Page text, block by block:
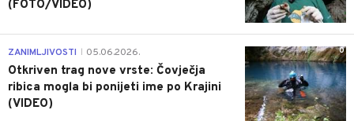
(FOTO/VIDEO)
0
ZANIMLJIVOSTI 05.06.2026.
Otkriven trag nove vrste: Čovječja
ribica mogla bi ponijeti ime po Krajini
(VIDEO)